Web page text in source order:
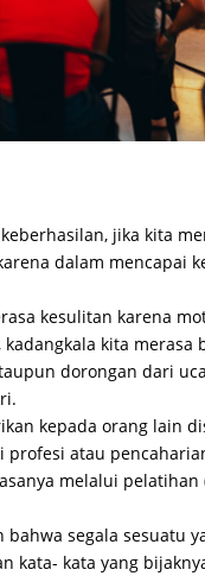
jika kita
dalam mencapai
kesulitan karena
kita
dorongan dari
kepada orang lain
atau
melalui
segala sesuatu
kata- kata yang